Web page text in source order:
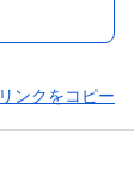
リンクをコピー